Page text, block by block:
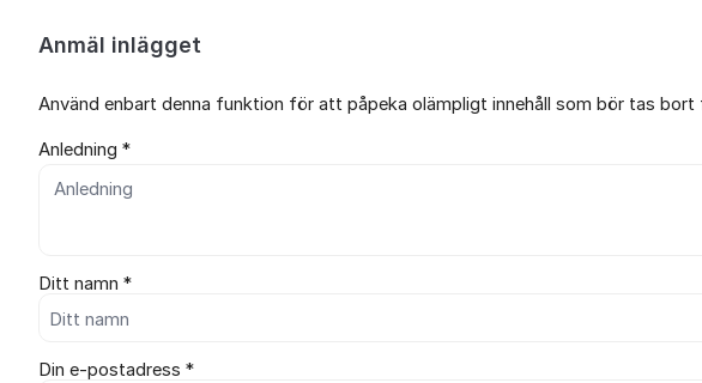
Anmäl inlägget
Använd enbart denna funktion för att påpeka olämpligt innehåll som bör tas
Anledning *
Ditt namn *
Din e-postadress *